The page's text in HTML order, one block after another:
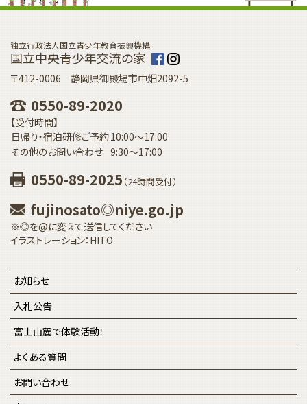
独立行政法人国立青少年教育振興機構
国立中央青少年交流の家
〒412-0006 静岡県御殿場市中畑2092-5
0550-89-2020
【受付時間】
日帰り・宿泊研修ご予約10:00〜17:00
その他のお問い合わせ 9:30〜17:00
0550-89-2025 （24時間受付）
fujinosato◎niye.go.jp
※◎を@に変えて送信してください
イラストレーション：HITO
お知らせ
入札公告
富士山麓で体験活動！
よくある質問
お問い合わせ